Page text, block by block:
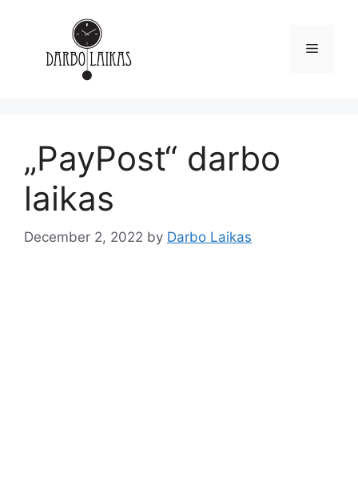
„PayPost“ darbo
laikas
December 2, 2022 by Darbo Laikas